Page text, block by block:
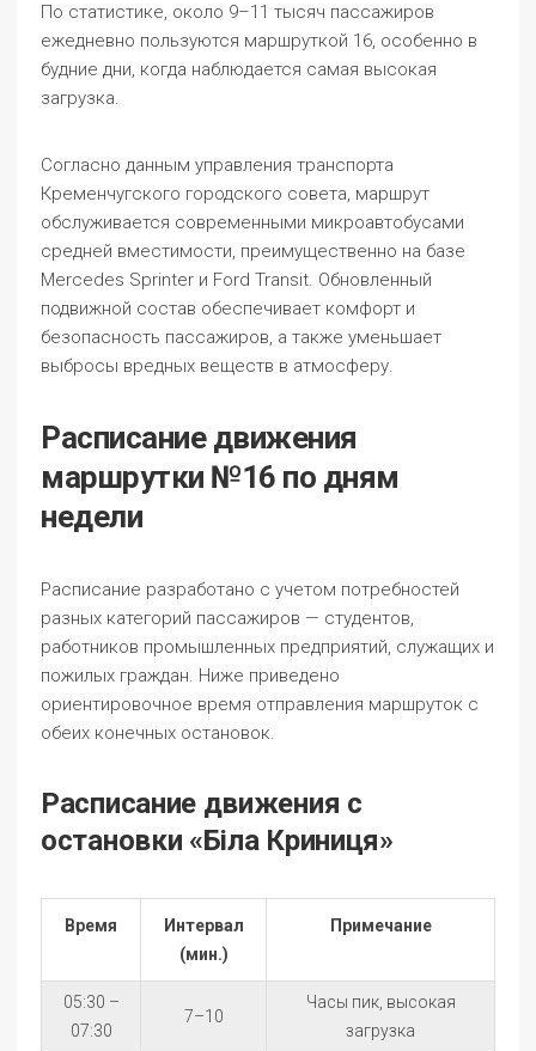
По статистике, около 9–11 тысяч пассажиров
ежедневно пользуются маршруткой 16, особенно в
будние дни, когда наблюдается самая высокая
загрузка.
Согласно данным управления транспорта
Кременчугского городского совета, маршрут
обслуживается современными микроавтобусами
средней вместимости, преимущественно на базе
Mercedes Sprinter и Ford Transit. Обновленный
подвижной состав обеспечивает комфорт и
безопасность пассажиров, а также уменьшает
выбросы вредных веществ в атмосферу.
Расписание движения
маршрутки №16 по дням
недели
Расписание разработано с учетом потребностей
разных категорий пассажиров — студентов,
работников промышленных предприятий, служащих и
пожилых граждан. Ниже приведено
ориентировочное время отправления маршруток с
обеих конечных остановок.
Расписание движения с
остановки «Біла Криниця»
Время
Интервал
(мин.)
Примечание
05:30 –
07:30
7–10
Часы пик, высокая
загрузка